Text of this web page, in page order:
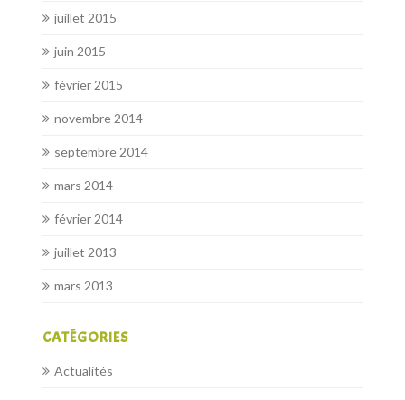
juillet 2015
juin 2015
février 2015
novembre 2014
septembre 2014
mars 2014
février 2014
juillet 2013
mars 2013
CATÉGORIES
Actualités